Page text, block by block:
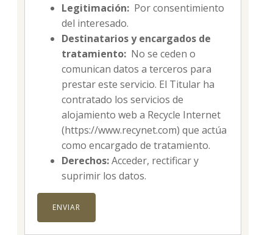
Legitimación: Por consentimiento
del interesado.
Destinatarios y encargados de
tratamiento: No se ceden o
comunican datos a terceros para
prestar este servicio. El Titular ha
contratado los servicios de
alojamiento web a Recycle Internet
(https://www.recynet.com) que actúa
como encargado de tratamiento.
Derechos:Acceder, rectificar y
suprimir los datos.